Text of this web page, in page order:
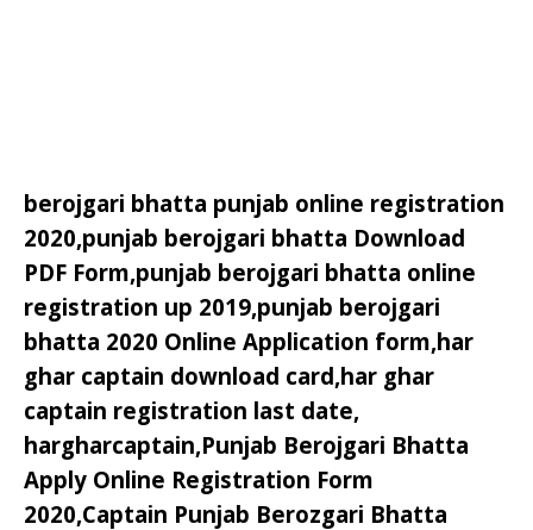
berojgari bhatta punjab online registration
2020,punjab berojgari bhatta Download
PDF Form,punjab berojgari bhatta online
registration up 2019,punjab berojgari
bhatta 2020 Online Application form,har
ghar captain download card,har ghar
captain registration last date,
hargharcaptain,Punjab Berojgari Bhatta
Apply Online Registration Form
2020,Captain Punjab Berozgari Bhatta